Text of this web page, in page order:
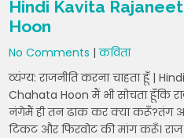
p
p
o
o
k
Hindi Kavita
Hoon
No Comments |कविता
व्यंंग्य: राजनीति करना चाहता हूँ |
Chahata Hoon मैं भी सोचता हूँकि
नंगेमैं ही तन ढाक कर क्या करूँ?तंग
टिकट और फिरवोट की मांग करूँ।